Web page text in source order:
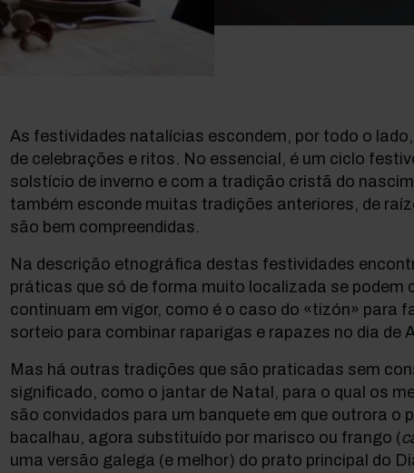
As festividades natalícias escondem, por todo o
de celebrações e ritos. No essencial, é um ciclo
solstício de inverno e com a tradição cristã do
também esconde muitas tradições anteriores, de
são bem compreendidas.
Na descrição etnográfica destas festividades
práticas que só de forma muito localizada se podem
continuam em vigor, como é o caso do «tizón» para
sorteio para combinar raparigas e rapazes no dia de
Mas há outras tradições que são praticadas sem
significado, como o jantar de Natal, para o qual os
são convidados para um banquete em que outrora o
bacalhau, agora substituído por marisco ou frango (
uma versão galega (e melhor) do prato principal do